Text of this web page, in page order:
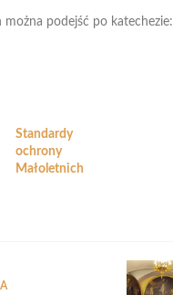
podejść po katechezie:
Standardy
ochrony
Małoletnich